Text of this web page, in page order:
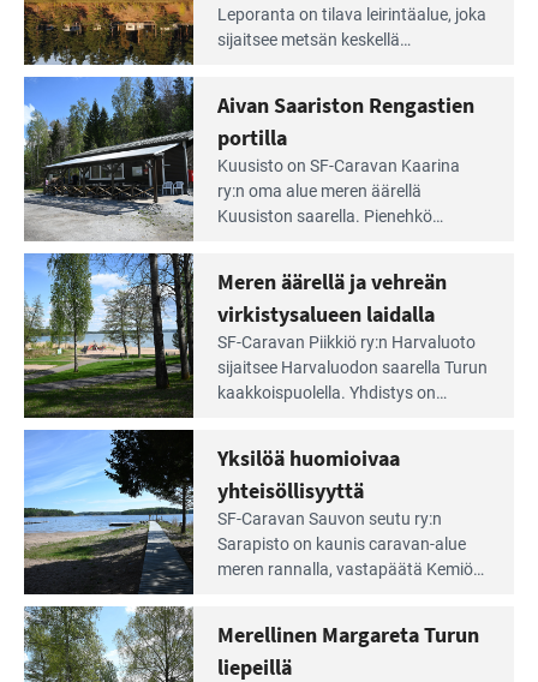
Leirintäoppaan
artikkeli:
Lampien
rannalla
pääsee
irti
arjesta
Leporanta on tilava leirintäalue, joka
sijaitsee metsän kes­kellä
tarjoaa ympäris­töineen kauniit
maisemat ja loistavat virkistäytymis­
mahdollisuudet.
Lue
Leirintäoppaan
artikkeli:
Aivan
Saariston
Rengastien
portilla
Aivan Saariston Rengastien
portilla
Kuusisto on SF-Caravan Kaarina
ry:n oma alue meren äärellä
Kuusiston saarella. Pie­nehkö
Lue
Leirintäoppaan
artikkeli:
Meren
äärellä
ja
vehreän
virkistysalueen
laidalla
Meren äärellä ja vehreän
virkistysalueen laidalla
SF-Caravan Piikkiö ry:n Harvaluoto
sijait­see Harvaluodon saarella Turun
kaakkois­puolella. Yhdistys on
virkistysalueesta.
Lue
Leirintäoppaan
artikkeli:
Yksilöä
huomioivaa
yhteisöllisyyttä
Yksilöä huomioivaa
yhteisöllisyyttä
SF-Caravan Sauvon seutu ry:n
Sarapisto on kaunis caravan-alue
meren rannalla, vasta­päätä Kemiön
kymmenen paikkaa ilman sähköä.
Merellinen Margareta Turun
liepeillä